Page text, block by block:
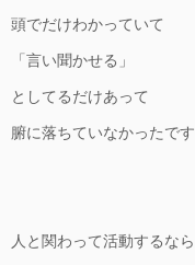
頭でだけわかっていて
「言い聞かせる」
としてるだけあって
腑に落ちていなかったです
人と関わって活動するなら